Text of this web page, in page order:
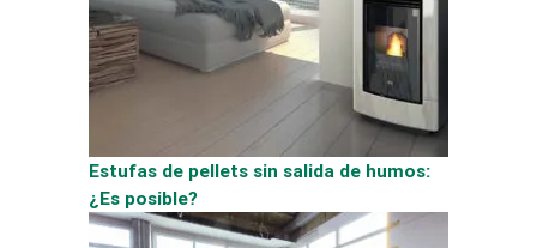
Estufas de pellets sin salida de humos:
¿Es posible?